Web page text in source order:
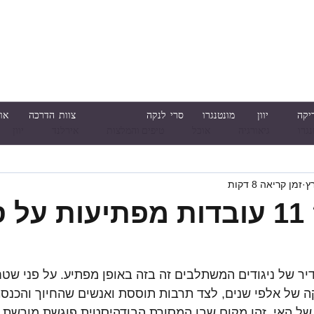
טיול קיץ טיול בחגים
הידעתם? 11 עובדות מפתיעות
זמן קריאה 8 דקות
של ניגודים המשתלבים זה בזה באופן מפתיע. על פני
של אלפי שנים, לצד תרבות תוססת ואנשים שהחיוך
צוות הדרכה סרי לנקה מונטנגרו יוון